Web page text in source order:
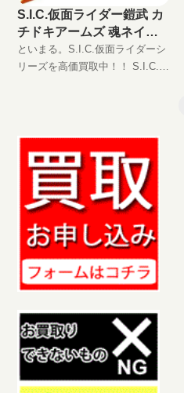
S.I.C.仮面ライダー鎧武 カ
チドキアームズ 魂ネイシ
ョン2017の買取価格
といまる。S.I.C.仮面ライダーシ
リーズを高価買取中！！ S.I.C.仮